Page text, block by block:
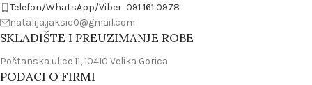
Telefon/WhatsApp/Viber: 091 161 0978
natalija.jaksic0@gmail.com
SKLADIŠTE I PREUZIMANJE ROBE
Poštanska ulice 11, 10410 Velika Gorica
PODACI O FIRMI